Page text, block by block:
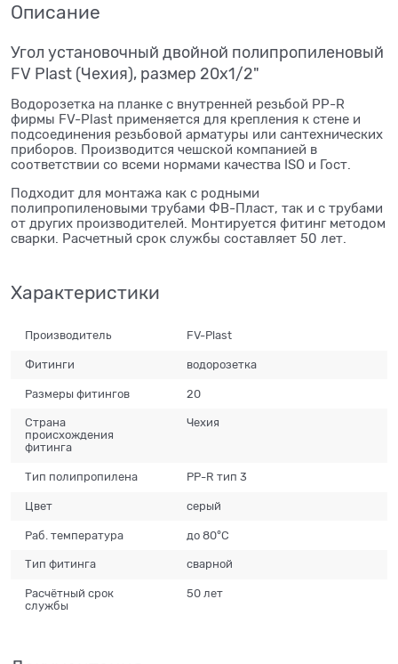
Описание
Угол установочный двойной полипропиленовый
FV Plast (Чехия), размер 20х1/2"
Водорозетка на планке с внутренней резьбой PP-R
фирмы FV-Plast применяется для крепления к стене и
подсоединения резьбовой арматуры или сантехнических
приборов. Производится чешской компанией в
соответствии со всеми нормами качества ISO и Гост.
Подходит для монтажа как с родными
полипропиленовыми трубами ФВ-Пласт, так и с трубами
от других производителей. Монтируется фитинг методом
сварки. Расчетный срок службы составляет 50 лет.
Характеристики
Производитель FV-Plast
Фитинги водорозетка
Размеры фитингов 20
Страна
происхождения
фитинга
Чехия
Тип полипропилена PP-R тип 3
Цвет серый
Раб. температура до 80°С
Тип фитинга сварной
Расчётный срок
службы
50 лет